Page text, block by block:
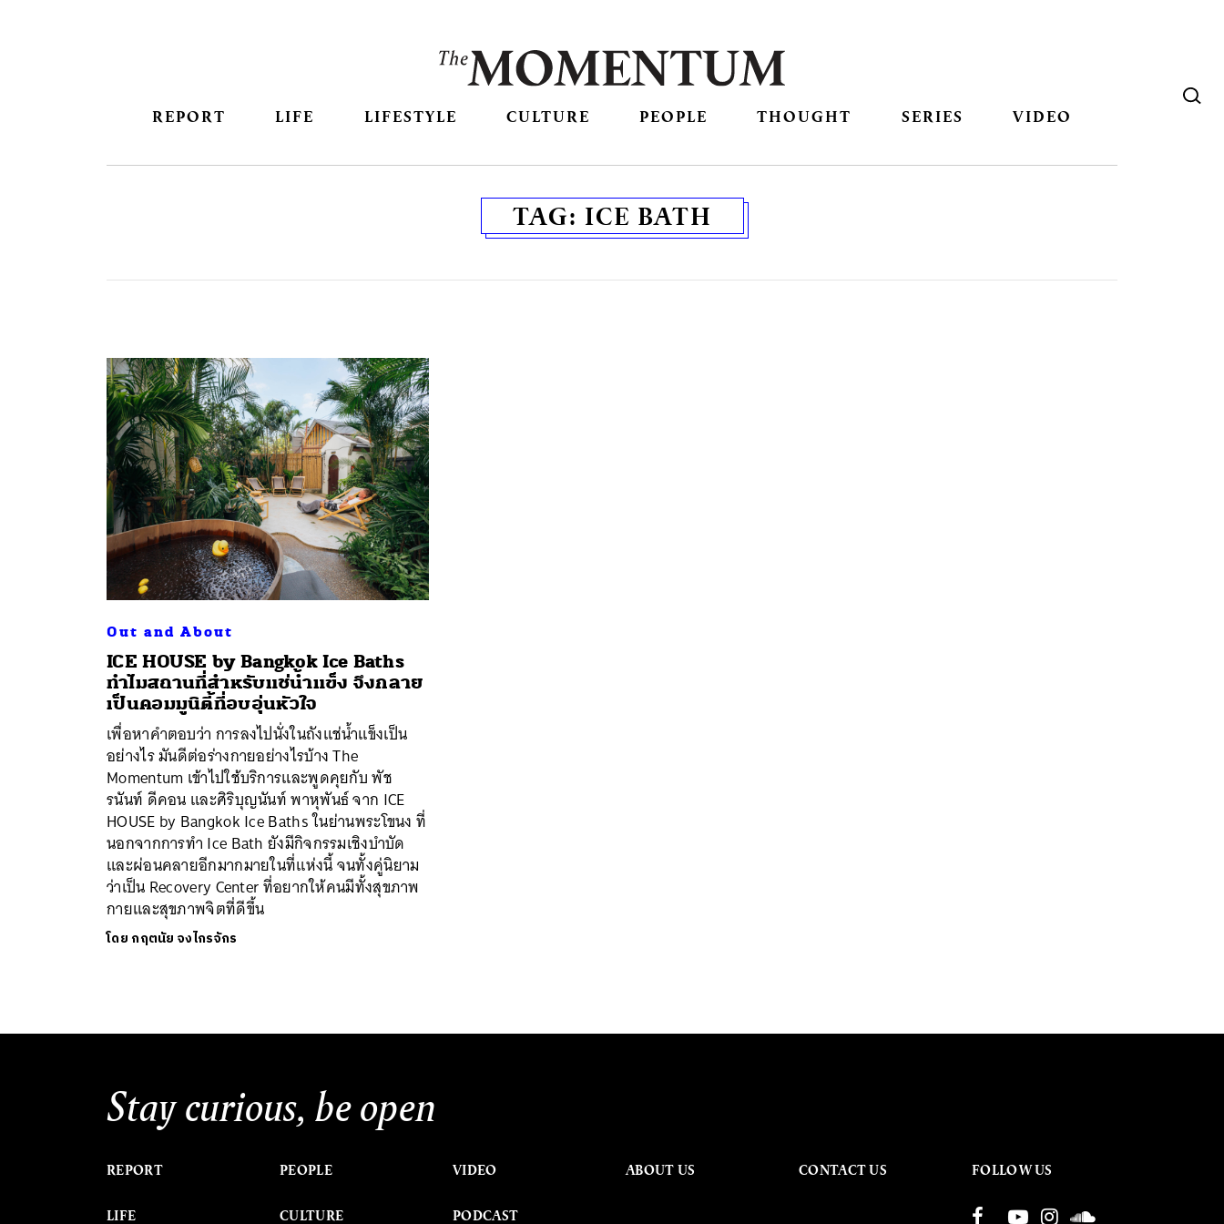
REPORT LIFE LIFESTYLE CULTURE PEOPLE THOUGHT SERIES VIDEO
TAG: ICE BATH
Out and About
ICE HOUSE by Bangkok Ice Baths
ทำไมสถานที่สำหรับแช่น้ำแข็ง จึงกลาย
เป็นคอมมูนิตี้ที่อบอุ่นหัวใจ
เพื่อหาคำตอบว่า การลงไปนั่งในถังแช่น้ำแข็งเป็น
อย่างไร มันดีต่อร่างกายอย่างไรบ้าง The
Momentum เข้าไปใช้บริการและพูดคุยกับ พัช
รนันท์ ดีคอน และศิริบุญนันท์ พาหุพันธ์ จาก ICE
HOUSE by Bangkok Ice Baths ในย่านพระโขนง ที่
นอกจากการทำ Ice Bath ยังมีกิจกรรมเชิงบำบัด
และผ่อนคลายอีกมากมายในที่แห่งนี้ จนทั้งคู่นิยาม
ว่าเป็น Recovery Center ที่อยากให้คนมีทั้งสุขภาพ
กายและสุขภาพจิตที่ดีขึ้น
โดย กฤตนัย จงไกรจักร
Stay curious, be open
REPORT
LIFE
PEOPLE
CULTURE
VIDEO
PODCAST
ABOUT US CONTACT US FOLLOW US
ค้นหา